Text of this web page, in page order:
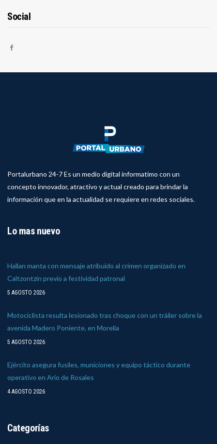
Social
Portalurbano 24-7 Es un medio digital informatimo con un
concepto innovador, atractivo y actual creado para brindar la
información que en la actualidad se requiere en redes sociales.
Lo mas nuevo
Hallan manta con mensaje atribuido al crimen organizado en
Caltzontzin previo a festividad patronal
5 AGOSTO 2026
Motociclista resulta lesionado tras choque con un tráiler sobre la
avenida Madero Poniente, en Morelia
5 AGOSTO 2026
Ejército asegura fusiles, municiones y equipo táctico durante
operativo en Ario de Rosales
4 AGOSTO 2026
Categorías